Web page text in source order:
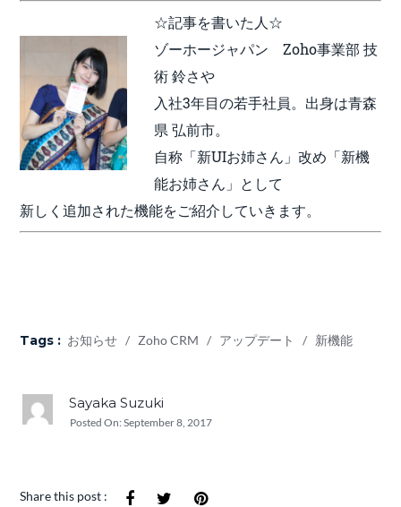
☆記事を書いた人☆
ゾーホージャパン Zoho事業部 技
術 鈴さや
入社3年目の若手社員。出身は青森
県 弘前市。
自称「新UIお姉さん」改め「新機
能お姉さん」として
新しく追加された機能をご紹介していきます。
Tags : お知らせ / Zoho CRM / アップデート / 新機能
Sayaka Suzuki
Posted On:September 8, 2017
Share this post :